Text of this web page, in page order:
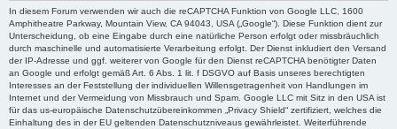
In diesem Forum verwenden wir auch die reCAPTCHA Funktion von Google LLC, 1600
Amphitheatre Parkway, Mountain View, CA 94043, USA („Google“). Diese Funktion dient zur
Unterscheidung, ob eine Eingabe durch eine natürliche Person erfolgt oder missbräuchlich
durch maschinelle und automatisierte Verarbeitung erfolgt. Der Dienst inkludiert den Versand
der IP-Adresse und ggf. weiterer von Google für den Dienst reCAPTCHA benötigter Daten
an Google und erfolgt gemäß Art. 6 Abs. 1 lit. f DSGVO auf Basis unseres berechtigten
Interesses an der Feststellung der individuellen Willensgetragenheit von Handlungen im
Internet und der Vermeidung von Missbrauch und Spam. Google LLC mit Sitz in den USA ist
für das us-europäische Datenschutzübereinkommen „Privacy Shield“ zertifiziert, welches die
Einhaltung des in der EU geltenden Datenschutzniveaus gewährleistet. Weiterführende